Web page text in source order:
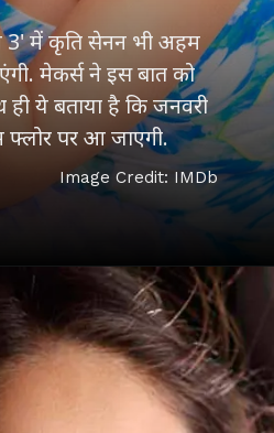
3' में कृति सेनन भी अहम
मेकर्स ने इस बात को
ही ये बताया है कि जनवरी
2026 तक ये फिल्म फ्लोर पर आ जाएगी.
Image Credit: IMDb